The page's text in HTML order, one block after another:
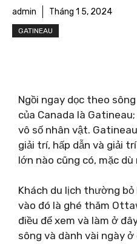
admin Tháng 1 5, 2024
GATINEAU
Ngồi ngay dọc theo
của Canada là
vô số nhân vật.
giải trí, hấp dẫn và giải
lớn nào cũng có, mặc dù
Khách du lịch thường
vào đó là ghé thăm
điều để xem và làm ở
sông và dành vài ngày